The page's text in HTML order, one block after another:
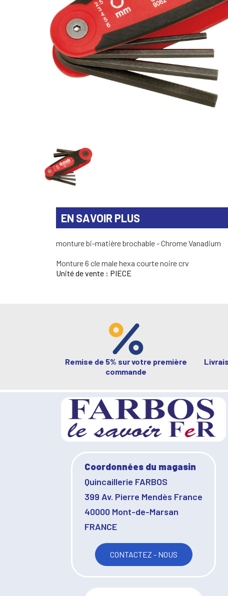
EN SAVOIR PLUS
monture bi-matière brochable - Chrome Vanadium
Monture 6 cle male hexa courte noire crv
Unité de vente : PIECE
Remise de 5% sur votre première
commande
Coordonnées du magasin
Quincaillerie FARBOS
399 Av. Pierre Mendès France
40000 Mont-de-Marsan
FRANCE
CONTACTEZ - NOUS